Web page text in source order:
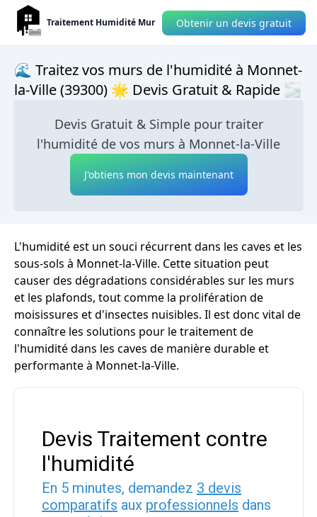
Traitement Humidité Mur Obtenir un devis gratuit
🌊 Traitez vos murs de l'humidité à Monnet-
la-Ville (39300) 🌟 Devis Gratuit & Rapide 🌫
Devis Gratuit & Simple pour traiter
l'humidité de vos murs à Monnet-la-Ville
J'obtiens mon devis maintenant
L'humidité est un souci récurrent dans les caves et les
sous-sols à Monnet-la-Ville. Cette situation peut
causer des dégradations considérables sur les murs
et les plafonds, tout comme la prolifération de
moisissures et d'insectes nuisibles. Il est donc vital de
connaître les solutions pour le traitement de
l'humidité dans les caves de manière durable et
performante à Monnet-la-Ville.
Devis Traitement contre
l'humidité
En 5 minutes, demandez 3 devis
comparatifs aux professionnels dans